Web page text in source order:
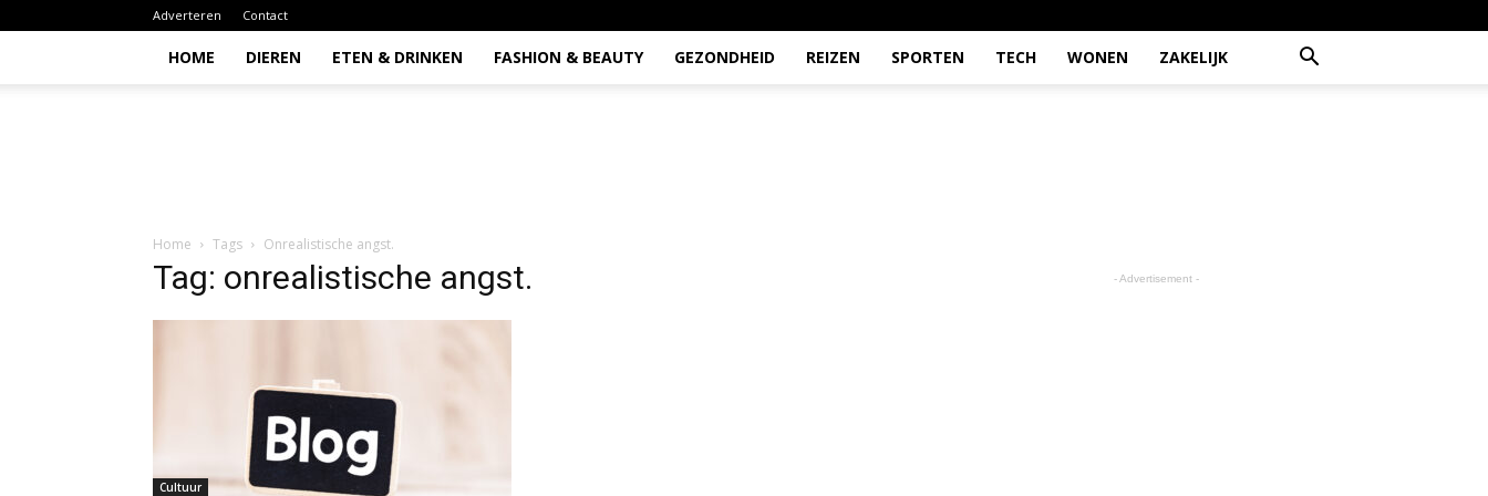
Adverteren Contact
HOME DIEREN ETEN & DRINKEN FASHION & BEAUTY GEZONDHEID REIZEN SPORTEN TECH WONEN ZAKELIJK
Home Tags Onrealistische angst.
Tag: onrealistische angst.
Cultuur
- Advertisement -